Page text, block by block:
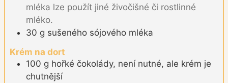
mléka lze použít jiné živočišné či rostlinné
mléko.
30 g sušeného sójového mléka
Krém na dort
100 g hořké čokolády, není nutné, ale krém je
chutnější